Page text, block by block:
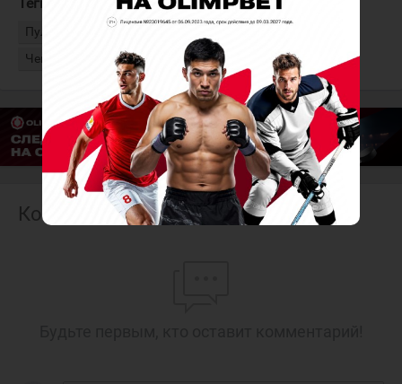
Селебрини Маклин
Сборная Канады
Пулюярви Йессе
Чемпионат мира
Комментарии